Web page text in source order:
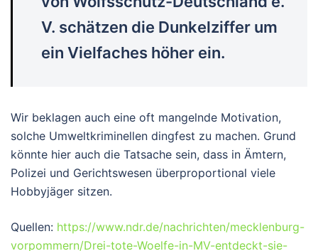
V. schätzen die Dunkelziffer um
ein Vielfaches höher ein.
Wir beklagen auch eine oft mangelnde Motivation,
solche Umweltkriminellen dingfest zu machen. Grund
könnte hier auch die Tatsache sein, dass in Ämtern,
Polizei und Gerichtswesen überproportional viele
Hobbyjäger sitzen.
Quellen: https://www.ndr.de/nachrichten/mecklenburg-
vorpommern/Drei-tote-Woelfe-in-MV-entdeckt-sie-